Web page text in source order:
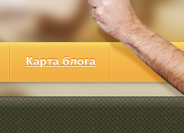
Карта блога